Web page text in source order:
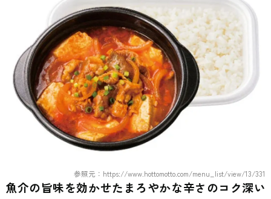
参照元：https://www.hottomotto.com/menu_list/view/13/331
魚介の旨味を効かせたまろやかな辛さのコク深い